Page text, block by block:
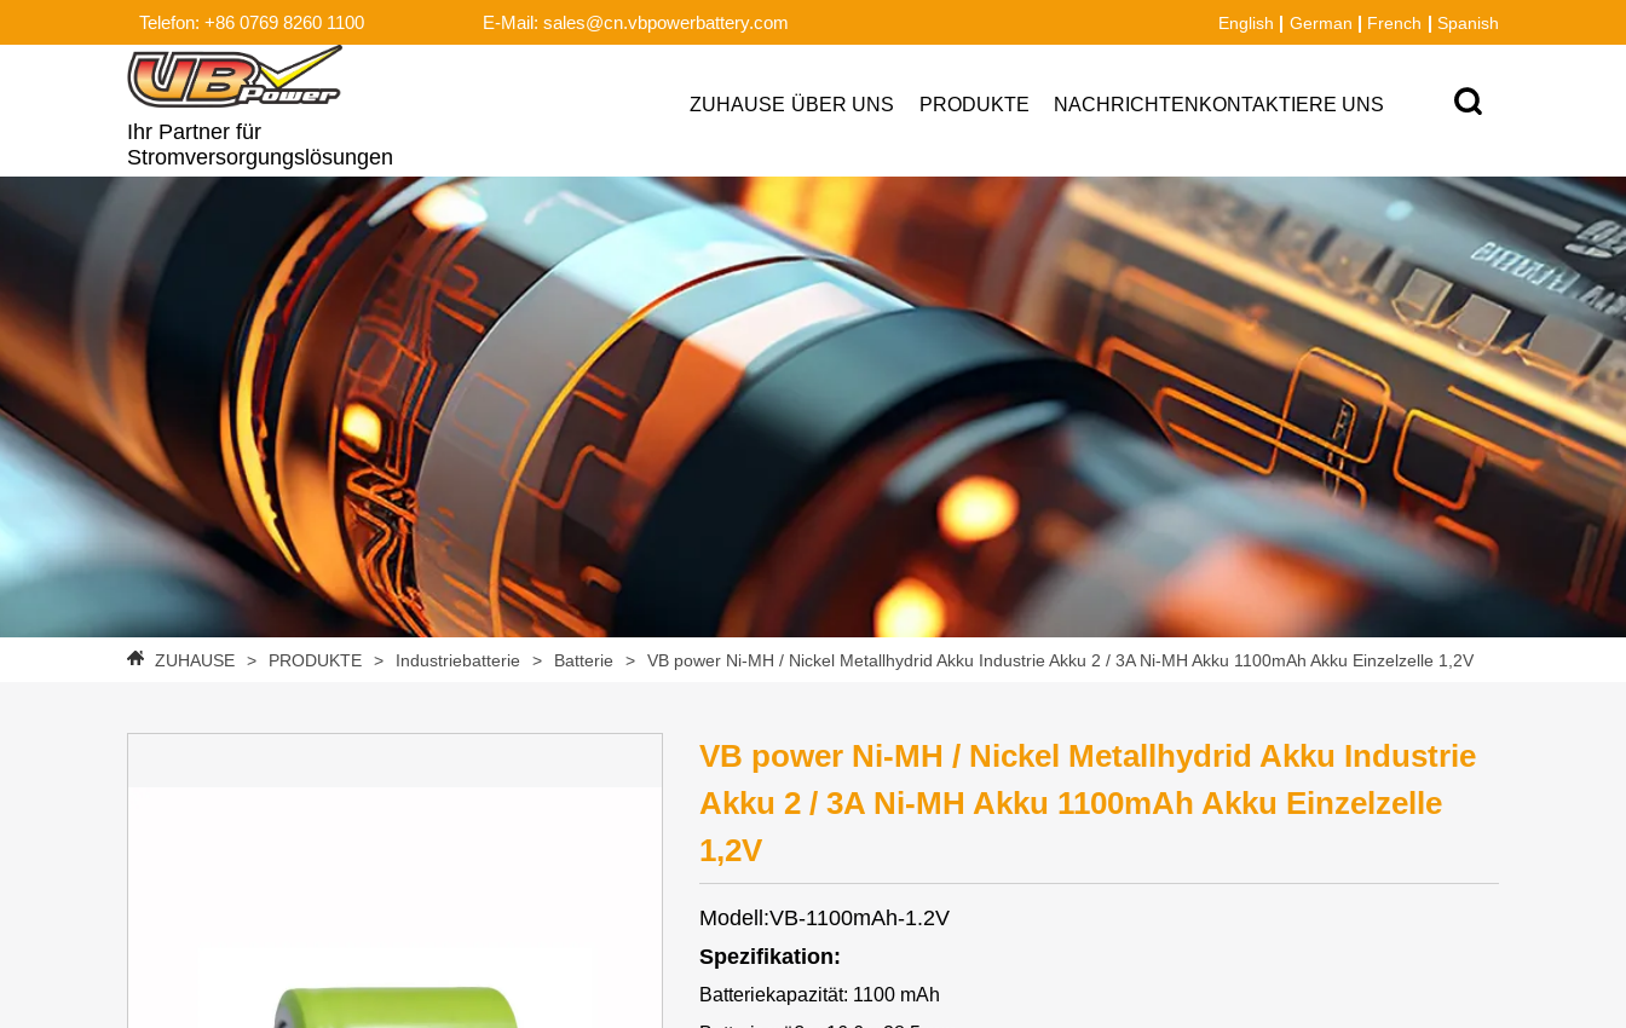
Telefon: +86 0769 8260 1100 E-Mail: sales@cn.vbpowerbattery.com English German French Spanish
Ihr Partner für
Stromversorgungslösungen
ZUHAUSE ÜBER UNS PRODUKTE NACHRICHTEN KONTAKTIERE UNS
ZUHAUSE > PRODUKTE > Industriebatterie > Batterie > VB power Ni-MH / Nickel Metallhydrid Akku Industrie Akku 2 / 3A Ni-MH Akku 1100mAh Akku Einzelzelle 1,2V
VB power Ni-MH / Nickel Metallhydrid Akku Industrie
Akku 2 / 3A Ni-MH Akku 1100mAh Akku Einzelzelle
1,2V
Modell:VB-1100mAh-1.2V
Spezifikation:
Batteriekapazität: 1100 mAh